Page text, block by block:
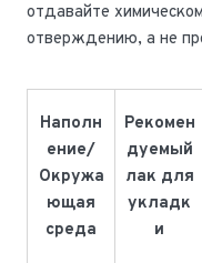
отдавайте
отверждению, а не
Наполн
ение/
Окружа
ющая
среда
Рекомен
дуемый
лак для
укладк
и